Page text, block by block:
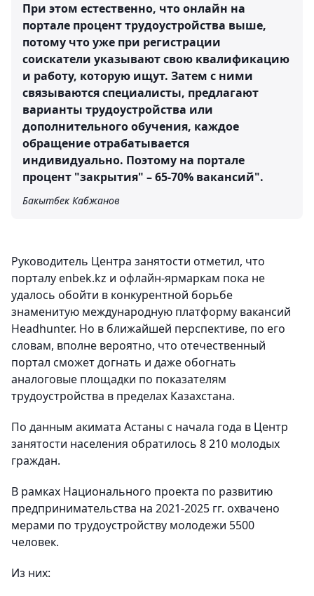
При этом естественно, что онлайн на
портале процент трудоустройства выше,
потому что уже при регистрации
соискатели указывают свою квалификацию
и работу, которую ищут. Затем с ними
связываются специалисты, предлагают
варианты трудоустройства или
дополнительного обучения, каждое
обращение отрабатывается
индивидуально. Поэтому на портале
процент "закрытия" – 65-70% вакансий".
Бакытбек Кабжанов
Руководитель Центра занятости отметил, что
порталу enbek.kz и офлайн-ярмаркам пока не
удалось обойти в конкурентной борьбе
знаменитую международную платформу вакансий
Headhunter. Но в ближайшей перспективе, по его
словам, вполне вероятно, что отечественный
портал сможет догнать и даже обогнать
аналоговые площадки по показателям
трудоустройства в пределах Казахстана.
По данным акимата Астаны с начала года в Центр
занятости населения обратилось 8 210 молодых
граждан.
В рамках Национального проекта по развитию
предпринимательства на 2021-2025 гг. охвачено
мерами по трудоустройству молодежи 5500
человек.
Из них: